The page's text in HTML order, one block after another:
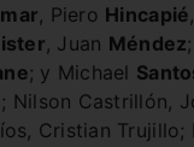
, Piero Hincapié
, Juan Méndez
; y Michael
Nilson Castrillón,
Cristian